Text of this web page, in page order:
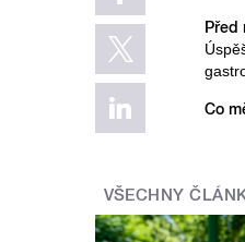
Před
Co
VŠECHNY